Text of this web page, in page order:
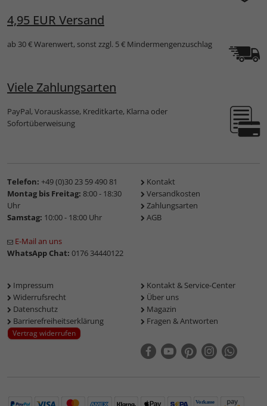
4,95 EUR Versand
ab 30 € Warenwert, sonst zzgl. 5 € Mindermengenzuschlag
Viele Zahlungsarten
PayPal, Vorauskasse, Kreditkarte, Klarna oder
Sofortüberweisung
Telefon: +49 (0)30 23 59 490 81
Montag bis Freitag: 8:00 - 18:30
Uhr
Samstag: 10:00 - 18:00 Uhr
E-Mail an uns
WhatsApp Chat: 0176 34440122
Kontakt
Versandkosten
Zahlungsarten
AGB
Impressum
Widerrufsrecht
Datenschutz
Barrierefreiheitserklärung
Vertrag widerrufen
Kontakt & Service-Center
Über uns
Magazin
Fragen & Antworten